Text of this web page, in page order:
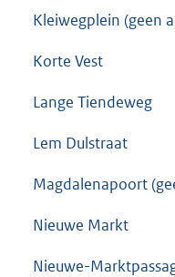
Kleiwegplein (geen
Korte Vest
Lange Tiendeweg
Lem Dulstraat
Magdalenapoort
Nieuwe Markt
Nieuwe-